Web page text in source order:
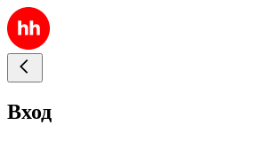
Вход